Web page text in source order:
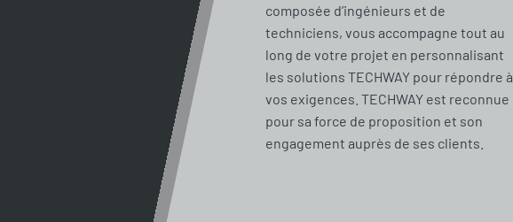
composée d’ingénieurs et de
techniciens, vous accompagne tout au
long de votre projet en personnalisant
les solutions TECHWAY pour répondre à
vos exigences. TECHWAY est reconnue
pour sa force de proposition et son
engagement auprès de ses clients.